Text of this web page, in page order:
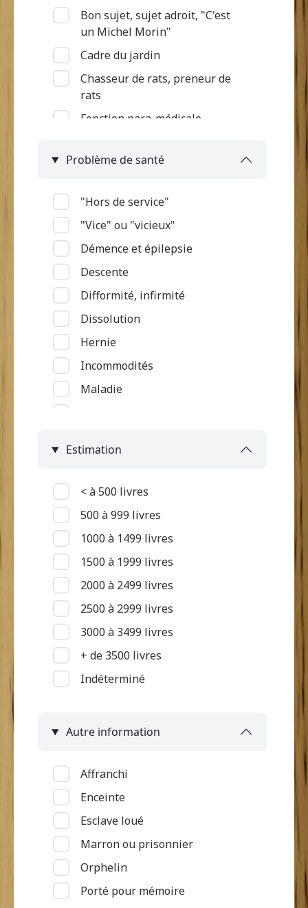
Bon sujet, sujet adroit, "C'est
un Michel Morin"
Cadre du jardin
Chasseur de rats, preneur de
rats
Fonction para-médicale
Intégration à l'armée
Ouvrier d'habitation
Service rattaché à la grand'case
Problème de santé
"Hors de service"
"Vice" ou "vicieux"
Démence et épilepsie
Descente
Difformité, infirmité
Dissolution
Hernie
Incommodités
Maladie
oedèmes
Maladie vénérienne, petite
vérole
Malingrerie
Mort
Mutilation
Pas d'informations
Pian
Piqué par serpent
Ulcère et "loupe"
Vieillesse
Estimation
< à 500 livres
500 à 999 livres
1000 à 1499 livres
1500 à 1999 livres
2000 à 2499 livres
2500 à 2999 livres
3000 à 3499 livres
+ de 3500 livres
Indéterminé
Autre information
Affranchi
Enceinte
Esclave loué
Marron ou prisonnier
Orphelin
Porté pour mémoire